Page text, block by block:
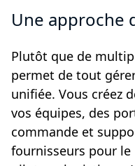
Une approche
Plutôt que de
permet de tout
unifiée. Vous créez
vos équipes, des
commande et
fournisseurs pour